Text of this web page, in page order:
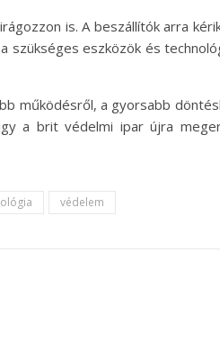
is. A beszállítók arra
eszközök és
működésről, a gyorsabb
a brit védelmi ipar újra
védelem